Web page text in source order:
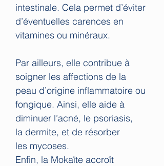
intestinale. Cela permet d’éviter
d’éventuelles carences en
vitamines ou minéraux.
Par ailleurs, elle contribue à
soigner les affections de la
peau d’origine inflammatoire ou
fongique. Ainsi, elle aide à
diminuer l’acné, le psoriasis,
la dermite, et de résorber
les mycoses.
Enfin, la Mokaïte accroît